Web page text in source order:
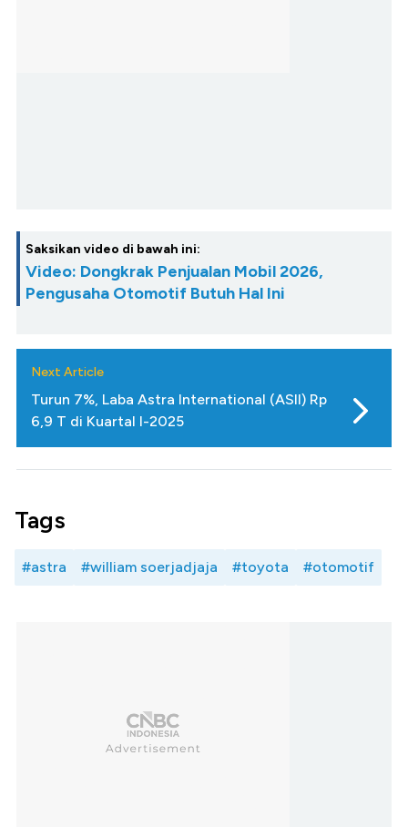
Saksikan video di bawah ini:
Video: Dongkrak Penjualan Mobil 2026,
Pengusaha Otomotif Butuh Hal Ini
Next Article
Turun 7%, Laba Astra International (ASII) Rp
6,9 T di Kuartal I-2025
Tags
#astra #william soerjadjaja #toyota #otomotif